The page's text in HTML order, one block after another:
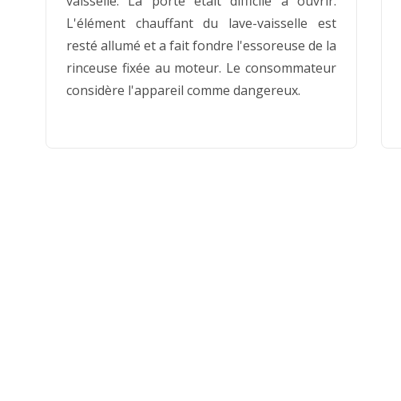
L'élément chauffant du lave-vaisselle est
resté allumé et a fait fondre l'essoreuse de la
rinceuse fixée au moteur. Le consommateur
considère l'appareil comme dangereux.